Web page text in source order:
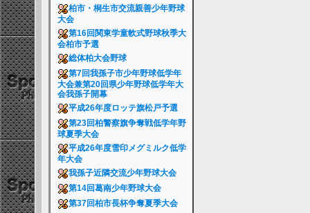
柏市・桐生市交流親善少年野球
大会
第16回関東学童軟式野球秋季大
会柏市予選
総体柏大会野球
第7回我孫子市少年野球低学年
大会兼第20回県少年野球低学年大
会我孫子開幕
平成26年度ロッテ旗松戸予選
第23回柏警察旗争奪戦低学年野
球夏季大会
平成26年度雪印メグミルク低学
年大会
我孫子近隣交流少年野球大会
第14回葛南少年野球大会
第37回柏市長杯争奪夏季大会